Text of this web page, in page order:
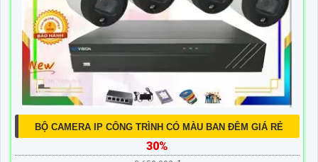
BỘ CAMERA IP CÔNG TRÌNH CÓ MÀU BAN ĐÊM GIÁ RẺ
30%